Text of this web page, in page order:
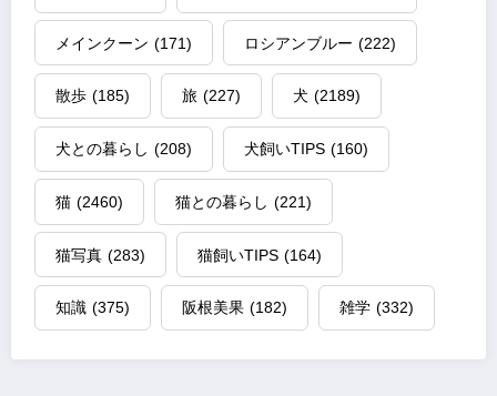
メインクーン (171) ロシアンブルー (222)
散歩 (185) 旅 (227) 犬 (2189)
犬との暮らし (208) 犬飼いTIPS (160)
猫 (2460) 猫との暮らし (221)
猫写真 (283) 猫飼いTIPS (164)
知識 (375) 阪根美果 (182) 雑学 (332)